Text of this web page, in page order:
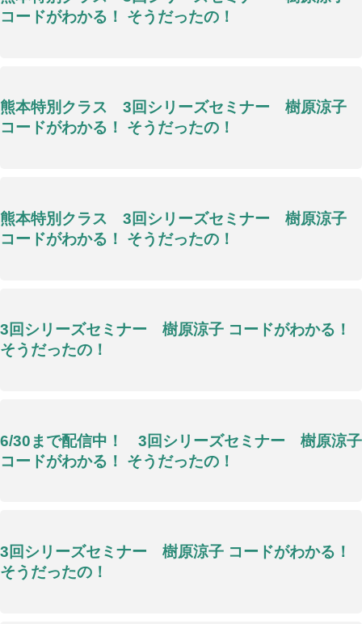
コードがわかる！ そうだったの！
熊本特別クラス 3回シリーズセミナー 樹原涼子
コードがわかる！ そうだったの！
熊本特別クラス 3回シリーズセミナー 樹原涼子
コードがわかる！ そうだったの！
3回シリーズセミナー 樹原涼子 コードがわかる！
そうだったの！
6/30まで配信中！ 3回シリーズセミナー 樹原涼子
コードがわかる！ そうだったの！
3回シリーズセミナー 樹原涼子 コードがわかる！
そうだったの！